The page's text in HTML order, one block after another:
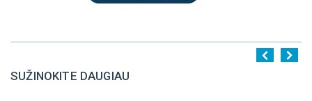
SUŽINOKITE DAUGIAU